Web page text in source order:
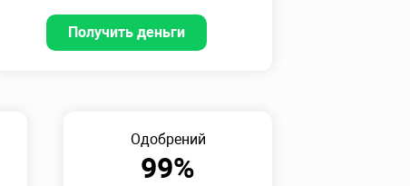
Получить деньги
Одобрений
99%